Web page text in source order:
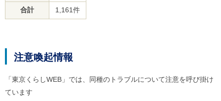
合計 1,161件
注意喚起情報
「東京くらしWEB」では、同種のトラブルについて注意を呼び掛け
ています